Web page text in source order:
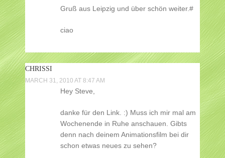
Gruß aus Leipzig und über schön weiter.#
ciao
CHRISSI
MARCH 31, 2010 AT 8:47 AM
Hey Steve,
danke für den Link. :) Muss ich mir mal am
Wochenende in Ruhe anschauen. Gibts
denn nach deinem Animationsfilm bei dir
schon etwas neues zu sehen?